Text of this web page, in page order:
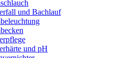
und Bachlauf
und pH